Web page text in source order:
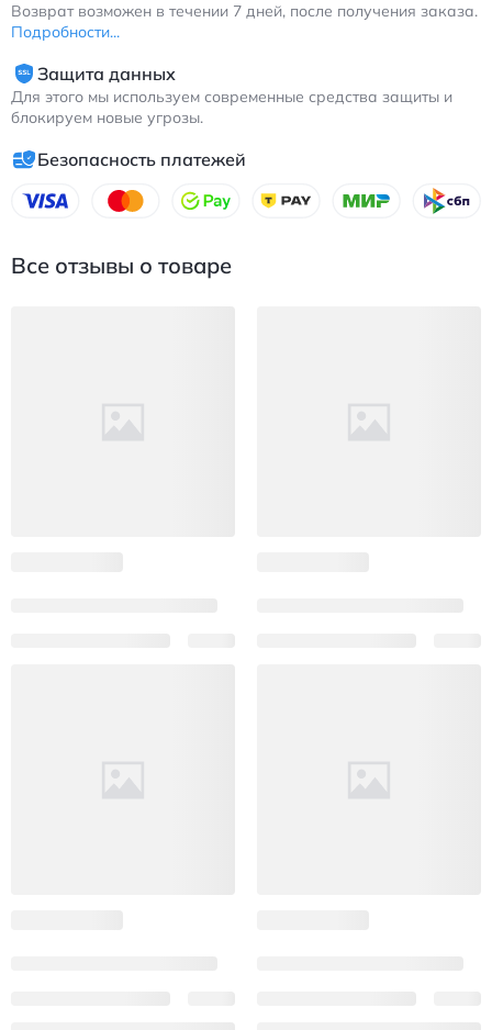
Возврат возможен в течении 7 дней, после получения заказа.
Подробности...
Защита данных
Для этого мы используем современные средства защиты и
блокируем новые угрозы.
Безопасность платежей
Все отзывы о товаре